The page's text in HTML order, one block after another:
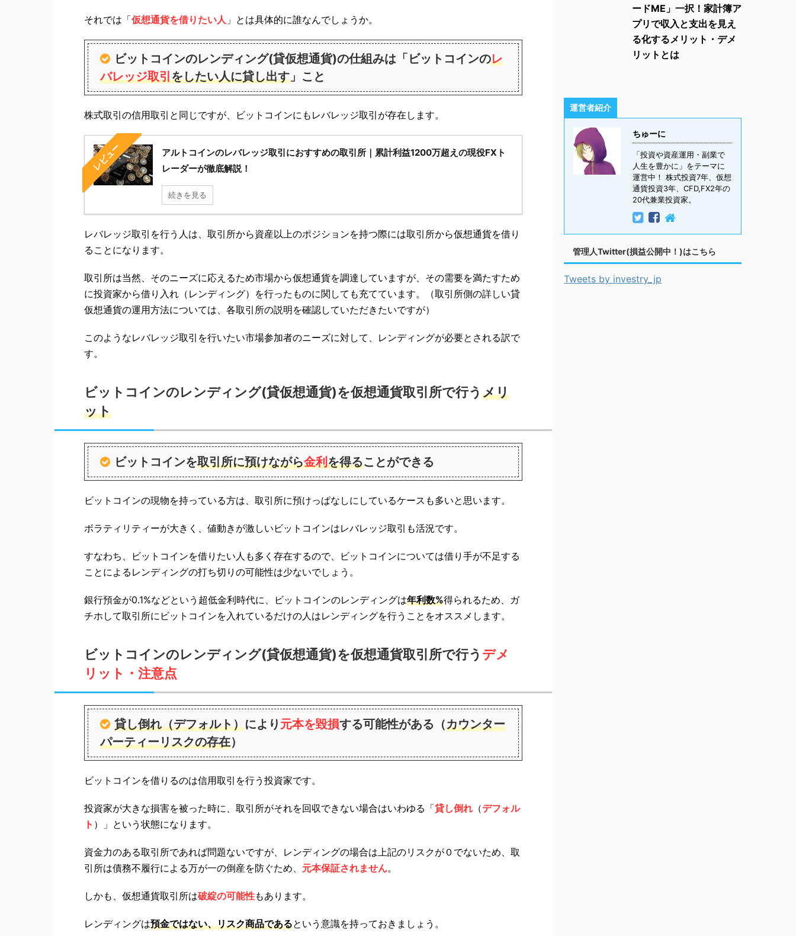
それでは「仮想通貨を借りたい人 」とは具体的に誰なんでしょうか。
ビットコインのレンディング(貸仮想通貨)の仕組みは「ビットコインのレ
バレッジ取引をしたい人に貸し出す 」こと
株式取引の信用取引と同じですが、ビットコインにもレバレッジ取引が存在します。
レビュー
アルトコインのレバレッジ取引におすすめの取引所｜累計利益1200万超えの現役FXト
レーダーが徹底解説！
続きを見る
レバレッジ取引を行う人は、取引所から資産以上のポジションを持つ際には取引所から仮想通貨を借り
ることになります。
取引所は当然、そのニーズに応えるため市場から仮想通貨を調達していますが、その需要を満たすため
に投資家から借り入れ（レンディング）を行ったものに関しても充てています。（取引所側の詳しい貸
仮想通貨の運用方法については、各取引所の説明を確認していただきたいですが）
このようなレバレッジ取引を行いたい市場参加者のニーズに対して、レンディングが必要とされる訳で
す。
ビットコインのレンディング(貸仮想通貨)を仮想通貨取引所で行う メリ
ット
ビットコインを取引所に預けながら金利を得ることができる
ビットコインの現物を持っている方は、取引所に預けっぱなしにしているケースも多いと思います。
ボラティリティーが大きく、値動きが激しいビットコインはレバレッジ取引も活況です。
すなわち、ビットコインを借りたい人も多く存在するので、ビットコインについては借り手が不足する
ことによるレンディングの打ち切りの可能性は少ないでしょう。
銀行預金が0.1%などという超低金利時代に、ビットコインのレンディングは年利数%得られるため、ガ
チホして取引所にビットコインを入れているだけの人はレンディングを行うことをオススメします。
ビットコインのレンディング(貸仮想通貨)を仮想通貨取引所で行う デメ
リット・注意点
貸し倒れ（デフォルト）により 元本を毀損する可能性がある（カウンター
パーティーリスクの存在）
ビットコインを借りるのは信用取引を行う投資家です。
投資家が大きな損害を被った時に、取引所がそれを回収できない場合はいわゆる「貸し倒れ （デフォル
ト ）」という状態になります。
資金力のある取引所であれば問題ないですが、レンディングの場合は上記のリスクが０でないため、取
引所は債務不履行による万が一の倒産を防ぐため、 元本保証されません。
しかも、仮想通貨取引所は破綻の可能性もあります。
レンディングは預金ではない、リスク商品であるという意識を持っておきましょう。
ードME」一択！家計簿ア
プリで収入と支出を見え
る化するメリット・デメ
リットとは
運営者紹介
ちゅーに
「投資や資産運用・副業で
人生を豊かに」をテーマに
運営中！ 株式投資7年、仮想
通貨投資3年、CFD,FX2年の
20代兼業投資家。
管理人Twitter(損益公開中！)はこちら
Tweets by investry_jp